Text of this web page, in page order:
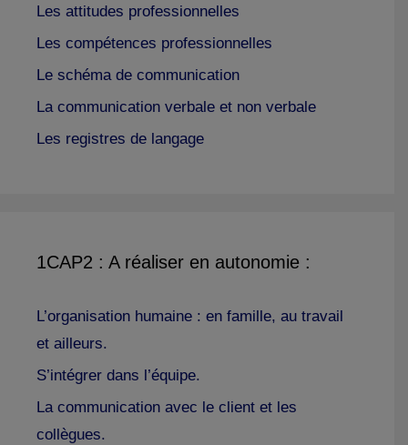
Les attitudes professionnelles
Les compétences professionnelles
Le schéma de communication
La communication verbale et non verbale
Les registres de langage
1CAP2 : A réaliser en autonomie :
L’organisation humaine : en famille, au travail
et ailleurs.
S’intégrer dans l’équipe.
La communication avec le client et les
collègues.